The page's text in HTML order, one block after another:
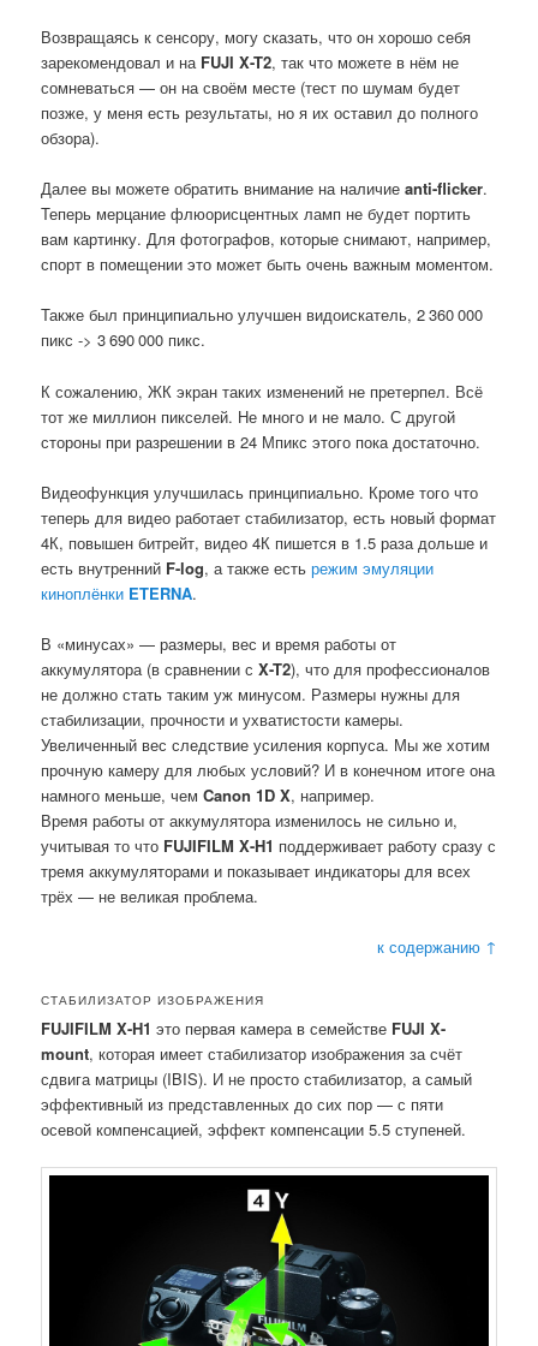
Возвращаясь к сенсору, могу сказать, что он хорошо себя
зарекомендовал и на FUJI X-T2, так что можете в нём не
сомневаться — он на своём месте (тест по шумам будет
позже, у меня есть результаты, но я их оставил до полного
обзора).
Далее вы можете обратить внимание на наличиеanti-flicker.
Теперь мерцание флюорисцентных ламп не будет портить
вам картинку. Для фотографов, которые снимают, например,
спорт в помещении это может быть очень важным моментом.
Также был принципиально улучшен видоискатель, 2 360 000
пикс -> 3 690 000 пикс.
К сожалению, ЖК экран таких изменений не претерпел. Всё
тот же миллион пикселей. Не много и не мало. С другой
стороны при разрешении в 24 Мпикс этого пока достаточно.
Видеофункция улучшилась принципиально. Кроме того что
теперь для видео работает стабилизатор, есть новый формат
4К, повышен битрейт, видео 4К пишется в 1.5 раза дольше и
есть внутренний F-log, а также естьрежим эмуляции
киноплёнки ETERNA.
В «минусах» — размеры, вес и время работы от
аккумулятора (в сравнении сX-T2), что для профессионалов
не должно стать таким уж минусом. Размеры нужны для
стабилизации, прочности и ухватистости камеры.
Увеличенный вес следствие усиления корпуса. Мы же хотим
прочную камеру для любых условий? И в конечном итоге она
намного меньше, чемCanon 1D X, например.
Время работы от аккумулятора изменилось не сильно и,
учитывая то что FUJIFILM X-H1 поддерживает работу сразу с
тремя аккумуляторами и показывает индикаторы для всех
трёх — не великая проблема.
к содержанию ↑
СТАБИЛИЗАТОР ИЗОБРАЖЕНИЯ
FUJIFILM X-H1 это первая камера в семействе FUJI X-
mount, которая имеет стабилизатор изображения за счёт
сдвига матрицы (IBIS). И не просто стабилизатор, а самый
эффективный из представленных до сих пор — с пяти
осевой компенсацией, эффект компенсации 5.5 ступеней.